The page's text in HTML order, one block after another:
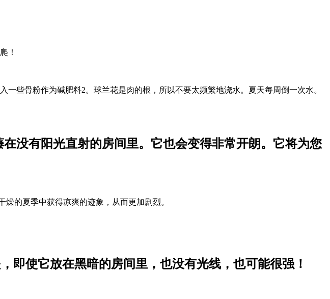
！
些骨粉作为碱肥料2。球兰花是肉的根，所以不要太频繁地浇水。夏天每周倒一次水。
没有阳光直射的房间里。它也会变得非常开朗。它将为您
的夏季中获得凉爽的迹象，从而更加剧烈。
即使它放在黑暗的房间里，也没有光线，也可能很强！